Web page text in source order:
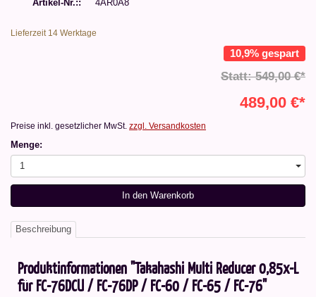
Artikel-Nr.:
4AR0A8
Lieferzeit 14 Werktage
10,9% gespart
Statt: 549,00 €*
489,00 €*
Preise inkl. gesetzlicher MwSt. zzgl. Versandkosten
Menge:
1
In den Warenkorb
Beschreibung
Produktinformationen "Takahashi Multi Reducer 0,85x-L
für FC-76DCU / FC-76DP / FC-60 / FC-65 / FC-76"